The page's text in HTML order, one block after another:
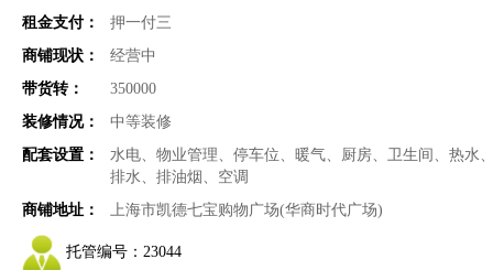
租金支付：
押一付三
商铺现状：
经营中
带货转：
350000
装修情况：
中等装修
配套设置：
水电、物业管理、停车位、暖气、厨房、卫生间、热水
排水、排油烟、空调
商铺地址：
上海市凯德七宝购物广场(华商时代广场)
托管编号： 23044